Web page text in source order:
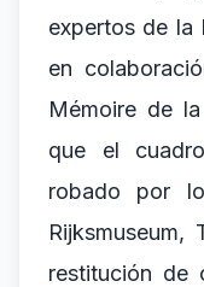
expertos de la
en
Mémoire de
que el
robado por
restitución de